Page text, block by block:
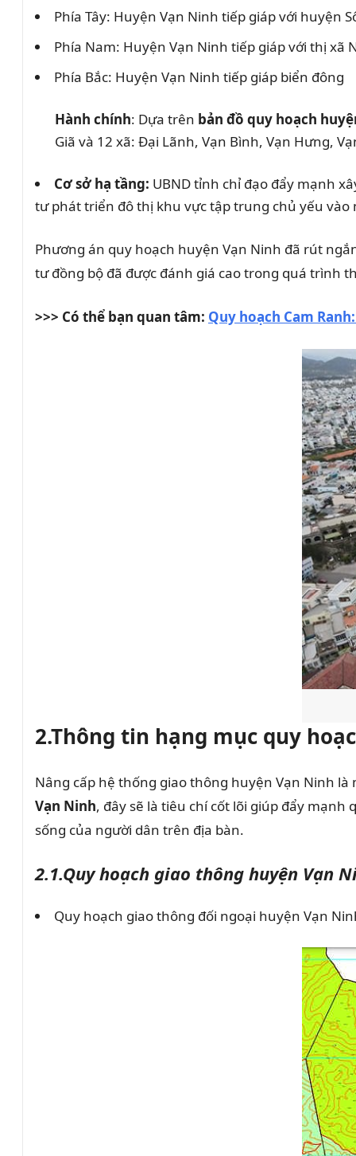
Phía Tây: Huyện Vạn Ninh tiếp giáp với huyện
Phía Nam: Huyện Vạn Ninh tiếp giáp với thị xã
Phía Bắc: Huyện Vạn Ninh tiếp giáp biển đông
Hành chính: Dựa trên bản đồ quy hoạch
Giã và 12 xã: Đại Lãnh, Vạn Bình, Vạn Hưng,
Cơ sở hạ tầng: UBND tỉnh chỉ đạo đẩy mạnh
tư phát triển đô thị khu vực tập trung chủ yếu
Phương án quy hoạch huyện Vạn Ninh đã rút
tư đồng bộ đã được đánh giá cao trong quá trình
>>> Có thể bạn quan tâm: Quy hoạch Cam
2.Thông tin hạng mục quy
Nâng cấp hệ thống giao thông huyện Vạn Ninh
Vạn Ninh, đây sẽ là tiêu chí cốt lõi giúp đẩy
sống của người dân trên địa bàn.
2.1.Quy hoạch giao thông huyện Vạn
Quy hoạch giao thông đối ngoại huyện Vạn